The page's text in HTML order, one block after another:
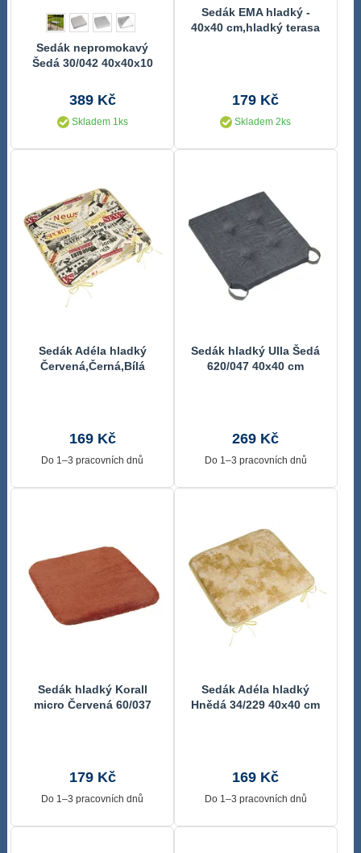
Sedák nepromokavý
Šedá 30/042 40x40x10
389 Kč
Skladem 1ks
Sedák EMA hladký -
40x40 cm,hladký terasa
179 Kč
Skladem 2ks
Sedák Adéla hladký
Červená,Černá,Bílá
169 Kč
Do 1–3 pracovních dnů
Sedák hladký Ulla Šedá
620/047 40x40 cm
269 Kč
Do 1–3 pracovních dnů
Sedák hladký Korall
micro Červená 60/037
179 Kč
Do 1–3 pracovních dnů
Sedák Adéla hladký
Hnědá 34/229 40x40 cm
169 Kč
Do 1–3 pracovních dnů